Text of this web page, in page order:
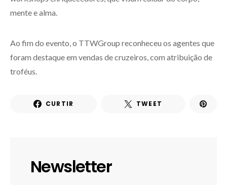
mente e alma.
Ao fim do evento, o TTWGroup reconheceu os agentes que
foram destaque em vendas de cruzeiros, com atribuição de
troféus.
CURTIR TWEET
Newsletter